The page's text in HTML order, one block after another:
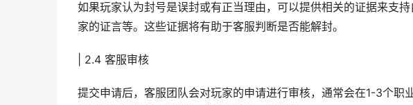
如果玩家认为封号是误封或有正当理由，可以提供相关的证据来支
家的证言等。这些证据将有助于客服判断是否能解封。
| 2.4 客服审核
提交申请后，客服团队会对玩家的申请进行审核，通常会在1-3个职